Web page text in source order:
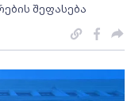
შეფასება